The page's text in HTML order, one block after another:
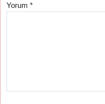
Yorum*